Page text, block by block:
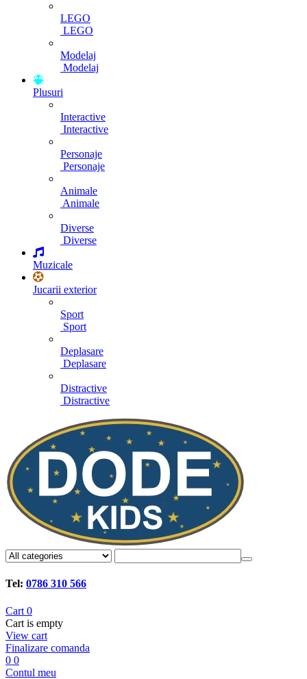
LEGO
LEGO
Modelaj
Modelaj
Plusuri
Interactive
Interactive
Personaje
Personaje
Animale
Animale
Diverse
Diverse
Muzicale
Jucarii exterior
Sport
Sport
Deplasare
Deplasare
Distractive
Distractive
Tel: 0786 310 566
Cart 0
Cart is empty
View cart
Finalizare comanda
0 0
Contul meu